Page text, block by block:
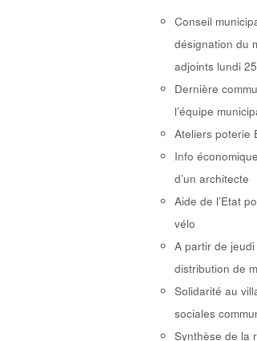
Conseil
désignation du
adjoints lundi
Dernière
l’équipe
Ateliers poterie
Info
d’un architecte
Aide de l’Etat
vélo
A partir de jeudi
distribution de
Solidarité au
sociales
Synthèse de la